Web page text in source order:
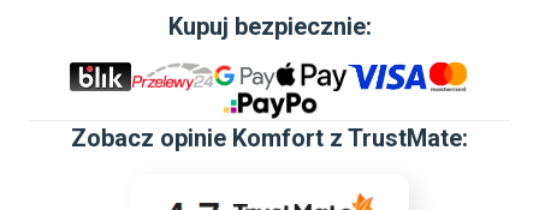
Kupuj bezpiecznie:
Zobacz opinie Komfort z TrustMate: